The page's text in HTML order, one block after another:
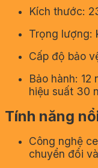
Kích thước:
Trọng lượng:
Cấp độ bảo
Bảo hành: 12
hiệu suất 30
Tính năng
Công nghệ
chuyển đổi